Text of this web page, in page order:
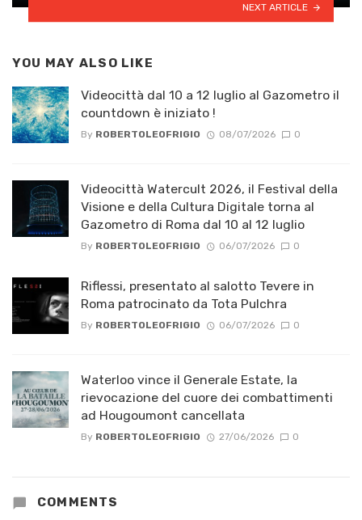
NEXT ARTICLE
YOU MAY ALSO LIKE
Videocittà dal 10 a 12 luglio al Gazometro il
countdown è iniziato !
By ROBERTOLEOFRIGIO 08/07/2026 0
Videocittà Watercult 2026, il Festival della
Visione e della Cultura Digitale torna al
Gazometro di Roma dal 10 al 12 luglio
By ROBERTOLEOFRIGIO 06/07/2026 0
Riflessi, presentato al salotto Tevere in
Roma patrocinato da Tota Pulchra
By ROBERTOLEOFRIGIO 06/07/2026 0
Waterloo vince il Generale Estate, la
rievocazione del cuore dei combattimenti
ad Hougoumont cancellata
By ROBERTOLEOFRIGIO 27/06/2026 0
COMMENTS